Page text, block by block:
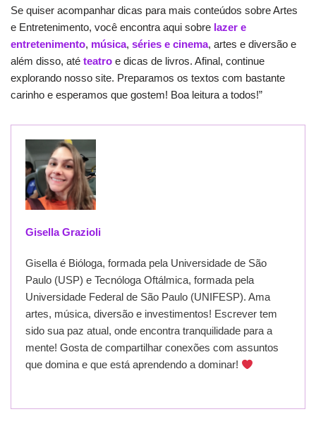
Se quiser acompanhar dicas para mais conteúdos sobre Artes
e Entretenimento, você encontra aqui sobre lazer e
entretenimento, música, séries e cinema, artes e diversão e
além disso, até teatro e dicas de livros. Afinal, continue
explorando nosso site. Preparamos os textos com bastante
carinho e esperamos que gostem! Boa leitura a todos!”
Gisella Grazioli
Gisella é Bióloga, formada pela Universidade de São
Paulo (USP) e Tecnóloga Oftálmica, formada pela
Universidade Federal de São Paulo (UNIFESP). Ama
artes, música, diversão e investimentos! Escrever tem
sido sua paz atual, onde encontra tranquilidade para a
mente! Gosta de compartilhar conexões com assuntos
que domina e que está aprendendo a dominar!